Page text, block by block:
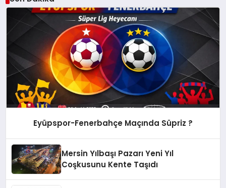
Eyüpspor-Fenerbahçe Maçında Süpriz ?
Mersin Yılbaşı Pazarı Yeni Yıl
Coşkusunu Kente Taşıdı